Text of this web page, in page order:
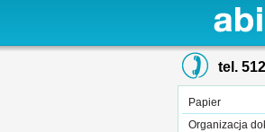
tel.
Papier
Organizacja